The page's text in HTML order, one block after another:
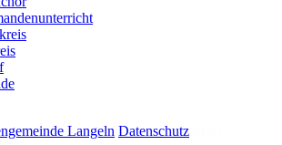
Langeln Datenschutz